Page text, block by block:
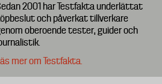
2001 har Testfakta underlättat
och påverkat tillverkare
oberoende tester, guider och
mer om Testfakta.